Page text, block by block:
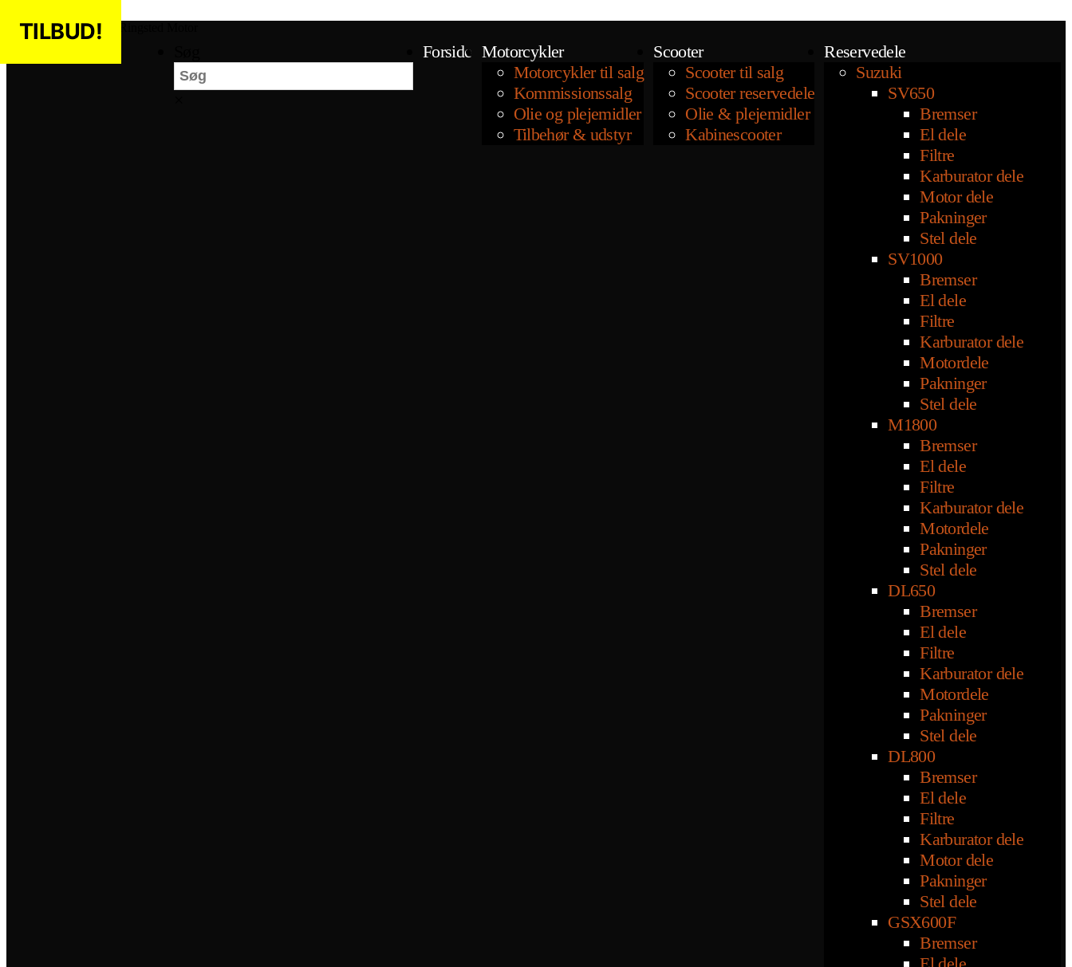
Forside Motorcykler
Motorcykler til salg
Kommissionssalg
Olie og plejemidler
Tilbehør & udstyr
Scooter
Scooter til salg
Scooter reservedele
Olie & plejemidler
Kabinescooter
Reservedele
Suzuki
SV650
Bremser
El dele
Filtre
Karburator dele
Motor dele
Pakninger
Stel dele
SV1000
Bremser
El dele
Filtre
Karburator dele
Motordele
Pakninger
Stel dele
M1800
Bremser
El dele
Filtre
Karburator dele
Motordele
Pakninger
Stel dele
DL650
Bremser
El dele
Filtre
Karburator dele
Motordele
Pakninger
Stel dele
DL800
Bremser
El dele
Filtre
Karburator dele
Motor dele
Pakninger
Stel dele
GSX600F
Bremser
TILBUD!